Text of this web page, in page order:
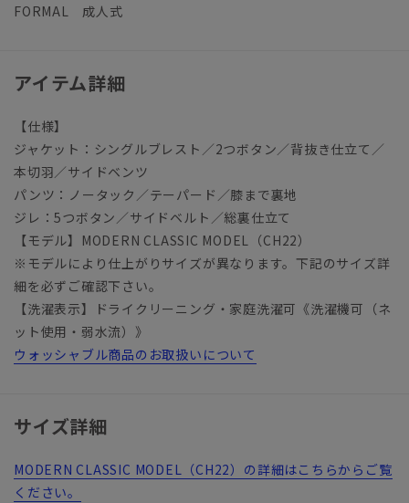
FORMAL 成人式
アイテム詳細
【仕様】
ジャケット：シングルブレスト／2つボタン／背抜き仕立て／
本切羽／サイドベンツ
パンツ：ノータック／テーパード／膝まで裏地
ジレ：5つボタン／サイドベルト／総裏仕立て
【モデル】MODERN CLASSIC MODEL（CH22）
※モデルにより仕上がりサイズが異なります。下記のサイズ詳
細を必ずご確認下さい。
【洗濯表示】ドライクリーニング・家庭洗濯可《洗濯機可（ネ
ット使用・弱水流）》
ウォッシャブル商品のお取扱いについて
サイズ詳細
MODERN CLASSIC MODEL（CH22）の詳細はこちらからご覧
ください。